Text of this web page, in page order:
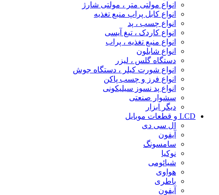
انواع مولتی متر ، مولتی شارژ
انواع کابل پراپ منبع تغذیه
انواع چسب ، پد
انواع کاردک ، تیغ آیسی
انواع منبع تغذیه ، پراب
انواع شابلون
دستگاه گلس ، لیزر
انواع شورت کیلر ، دستگاه جوش
انواع فرز و چسب پاکن
انواع پد نسوز سیلیکونی
سشوار صنعتی
دیگر ابزار
LCD و قطعات موبایل
ال سی دی
آیفون
سامسونگ
نوکیا
شیائومی
هواوی
باطری
آیفون